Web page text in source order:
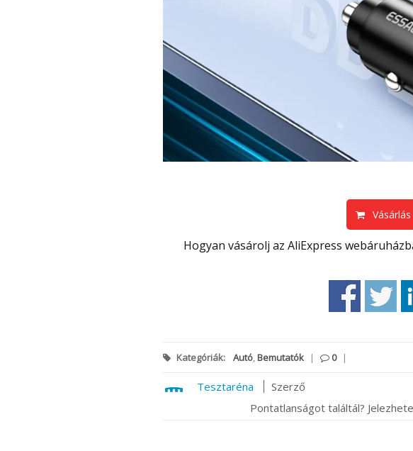
Vásárlás
Hogyan vásárolj az AliExpress
Kategóriák: Autó, Bemutatók | 0 |
Tesztaréna
Szerző
Pontatlanságot találtál?